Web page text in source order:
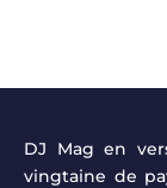
DJ Mag en
vingtaine de